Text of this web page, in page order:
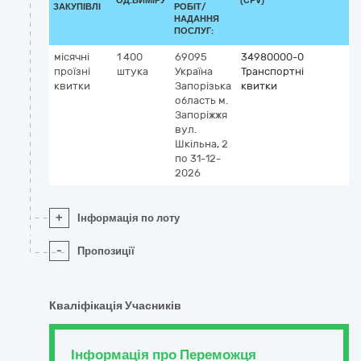
ЗАКУПІВЛІ
РОБІТ/
НАДАННЯ
ПОСЛУГ:
місячні
проїзні
квитки
1 400
штука
69095
Україна
Запорізька
область м.
Запоріжжя
вул.
Шкільна, 2
по 31-12-
2026
34980000-0
Транспортні
квитки
+ Інформація по лоту
- Пропозиції
Кваліфікація Учасників
Інформація про Переможця